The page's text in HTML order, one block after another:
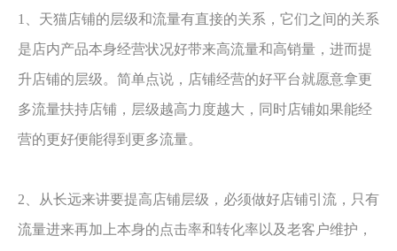
1、天猫店铺的层级和流量有直接的关系，它们之间的关系
是店内产品本身经营状况好带来高流量和高销量，进而提
升店铺的层级。简单点说，店铺经营的好平台就愿意拿更
多流量扶持店铺，层级越高力度越大，同时店铺如果能经
营的更好便能得到更多流量。
2、从长远来讲要提高店铺层级，必须做好店铺引流，只有
流量进来再加上本身的点击率和转化率以及老客户维护，